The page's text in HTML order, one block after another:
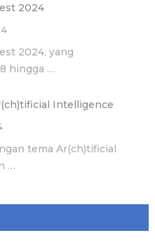
2024
2024, yang
hingga …
Intelligence
tema Ar(ch)tificial
…